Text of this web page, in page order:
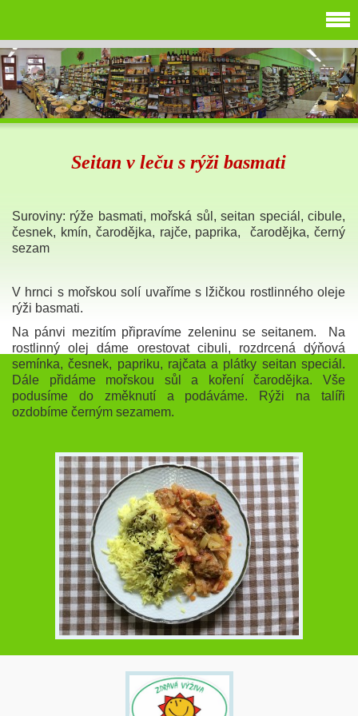
Seitan v leču s rýži basmati
Suroviny: rýže basmati, mořská sůl, seitan speciál, cibule,
česnek, kmín, čarodějka, rajče, paprika, čarodějka, černý
sezam
V hrnci s mořskou solí uvaříme s lžičkou rostlinného oleje
rýži basmati.
Na pánvi mezitím připravíme zeleninu se seitanem. Na
rostlinný olej dáme orestovat cibuli, rozdrcená dýňová
semínka, česnek, papriku, rajčata a plátky seitan speciál.
Dále přidáme mořskou sůl a koření čarodějka. Vše
podusíme do změknutí a podáváme. Rýži na talíři
ozdobíme černým sezamem.